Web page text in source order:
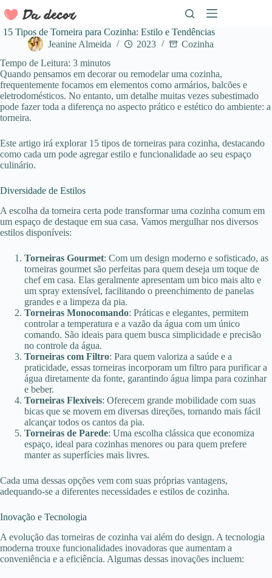
para
conteúdo
15 Tipos de Torneira para Cozinha: Estilo e Tendências
Jeanine Almeida
2023
Cozinha
Tempo de Leitura: 3 minutos
Quando pensamos em decorar ou remodelar uma cozinha,
frequentemente focamos em elementos como armários, balcões e
eletrodomésticos. No entanto, um detalhe muitas vezes subestimado
pode fazer toda a diferença no aspecto prático e estético do ambiente: a
torneira.
Este artigo irá explorar 15 tipos de torneiras para cozinha, destacando
como cada um pode agregar estilo e funcionalidade ao seu espaço
culinário.
Diversidade de Estilos
A escolha da torneira certa pode transformar uma cozinha comum em
um espaço de destaque em sua casa. Vamos mergulhar nos diversos
estilos disponíveis:
Torneiras Gourmet: Com um design moderno e sofisticado, as
torneiras gourmet são perfeitas para quem deseja um toque de
chef em casa. Elas geralmente apresentam um bico mais alto e
um spray extensível, facilitando o preenchimento de panelas
grandes e a limpeza da pia.
Torneiras Monocomando: Práticas e elegantes, permitem
controlar a temperatura e a vazão da água com um único
comando. São ideais para quem busca simplicidade e precisão
no controle da água.
Torneiras com Filtro: Para quem valoriza a saúde e a
praticidade, essas torneiras incorporam um filtro para purificar a
água diretamente da fonte, garantindo água limpa para cozinhar
e beber.
Torneiras Flexíveis: Oferecem grande mobilidade com suas
bicas que se movem em diversas direções, tornando mais fácil
alcançar todos os cantos da pia.
Torneiras de Parede: Uma escolha clássica que economiza
espaço, ideal para cozinhas menores ou para quem prefere
manter as superfícies mais livres.
Cada uma dessas opções vem com suas próprias vantagens,
adequando-se a diferentes necessidades e estilos de cozinha.
Inovação e Tecnologia
A evolução das torneiras de cozinha vai além do design. A tecnologia
moderna trouxe funcionalidades inovadoras que aumentam a
conveniência e a eficiência. Algumas dessas inovações incluem: